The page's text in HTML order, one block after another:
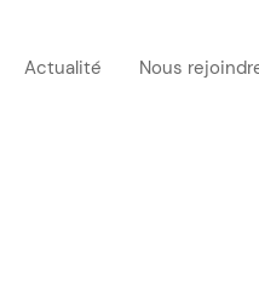
Actualité Nous